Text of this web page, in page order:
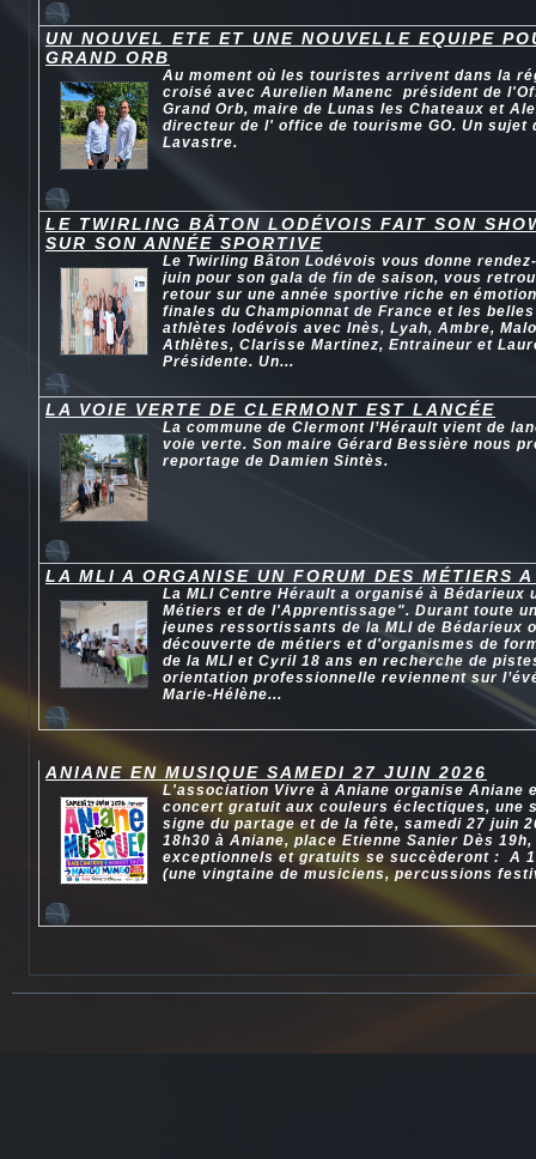
UN NOUVEL ETE ET UNE NOUVELLE EQUIPE
GRAND ORB
Au moment où les touristes arrivent dans la
croisé avec Aurelien Manenc président de
Grand Orb, maire de Lunas les Chateaux et
directeur de l' office de tourisme GO. Un sujet
Lavastre.
LE TWIRLING BÂTON LODÉVOIS FAIT SON
SUR SON ANNÉE SPORTIVE
Le Twirling Bâton Lodévois vous donne
juin pour son gala de fin de saison, vous
retour sur une année sportive riche en
finales du Championnat de France et les
athlètes lodévois avec Inès, Lyah, Ambre,
Athlètes, Clarisse Martinez, Entraineur et
Présidente. Un...
LA VOIE VERTE DE CLERMONT EST LANCÉE
La commune de Clermont l’Hérault vient de
voie verte. Son maire Gérard Bessière nous
reportage de Damien Sintès.
LA MLI A ORGANISE UN FORUM DES MÉTIERS
La MLI Centre Hérault a organisé à Bédarieux
Métiers et de l'Apprentissage". Durant toute
jeunes ressortissants de la MLI de Bédarieux
découverte de métiers et d'organismes de
de la MLI et Cyril 18 ans en recherche de
orientation professionnelle reviennent sur
Marie-Hélène...
ANIANE EN MUSIQUE SAMEDI 27 JUIN 2026
L'association Vivre à Aniane organise Aniane
concert gratuit aux couleurs éclectiques, une
signe du partage et de la fête, samedi 27 juin
18h30 à Aniane, place Etienne Sanier Dès
exceptionnels et gratuits se succèderont : A
(une vingtaine de musiciens, percussions